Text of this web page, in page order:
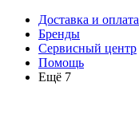
Доставка и оплата
Бренды
Сервисный центр
Помощь
Ещё 7